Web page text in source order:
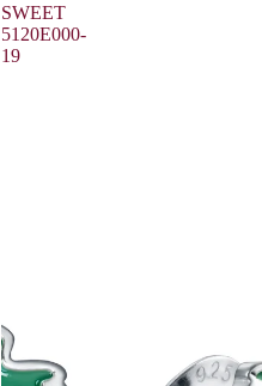
SWEET
5120E000-
19